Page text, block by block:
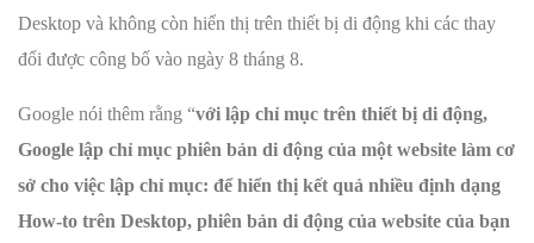
Desktop và không còn hiển thị trên thiết bị di động khi các thay
đổi được công bố vào ngày 8 tháng 8.
Google nói thêm rằng “với lập chỉ mục trên thiết bị di động,
Google lập chỉ mục phiên bản di động của một website làm cơ
sở cho việc lập chỉ mục: để hiển thị kết quả nhiều định dạng
How-to trên Desktop, phiên bản di động của website của bạn